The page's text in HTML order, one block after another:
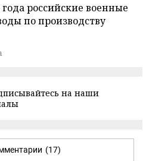
российские военные
по производству
на наши
(17)